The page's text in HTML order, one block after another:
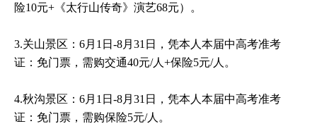
险10元+《太行山传奇》演艺68元）。
3.关山景区：6月1日-8月31日，凭本人本届中高考准考
证：免门票，需购交通40元/人+保险5元/人。
4.秋沟景区：6月1日-8月31日，凭本人本届中高考准考
证：免门票，需购保险5元/人。